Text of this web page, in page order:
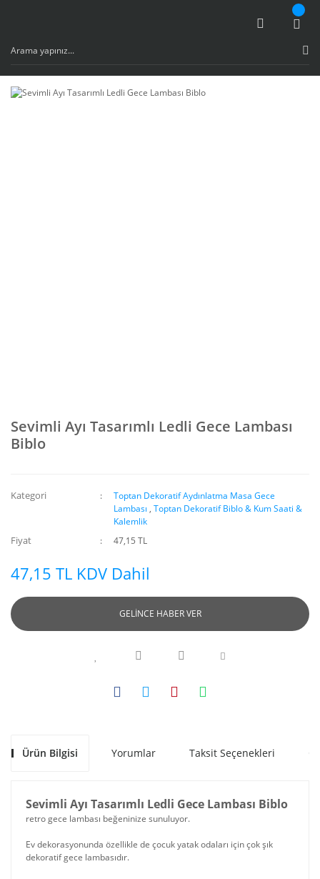
Sevimli Ayı Tasarımlı Ledli Gece Lambası
Biblo
Kategori
Toptan Dekoratif Aydınlatma Masa Gece
Lambası ,Toptan Dekoratif Biblo & Kum Saati &
Kalemlik
Fiyat 47,15 TL
47,15 TL KDV Dahil
GELİNCE HABER VER
Ürün Bilgisi Yorumlar Taksit Seçenekleri
Sevimli Ayı Tasarımlı Ledli Gece Lambası Biblo
retro gece lambası beğeninize sunuluyor.
Ev dekorasyonunda özellikle de çocuk yatak odaları için çok şık
dekoratif gece lambasıdır.